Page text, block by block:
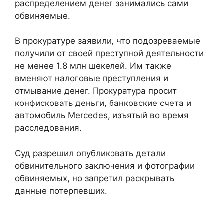
распределением денег занимались сами
обвиняемые.
В прокуратуре заявили, что подозреваемые
получили от своей преступной деятельности
не менее 1.8 млн шекелей. Им также
вменяют налоговые преступления и
отмывание денег. Прокуратура просит
конфисковать деньги, банковские счета и
автомобиль Mercedes, изъятый во время
расследования.
Суд разрешил опубликовать детали
обвинительного заключения и фотографии
обвиняемых, но запретил раскрывать
данные потерпевших.